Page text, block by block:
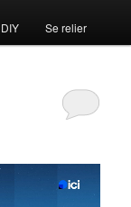
DIY Se relier